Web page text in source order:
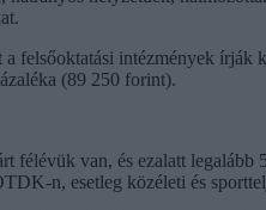
felsőoktatási intézmények
(89 250 forint).
félévük van, és ezalatt
n, esetleg közéleti és